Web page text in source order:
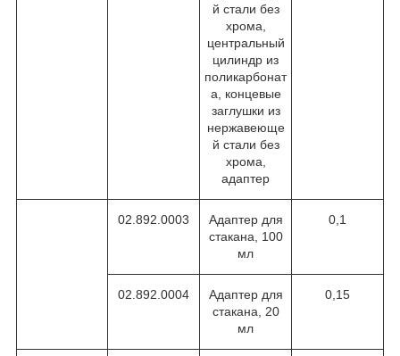
й стали без
хрома,
центральный
цилиндр из
поликарбонат
а, концевые
заглушки из
нержавеюще
й стали без
хрома,
адаптер
02.892.0003
Адаптер для
стакана, 100
мл
0,1
02.892.0004
Адаптер для
стакана, 20
мл
0,15